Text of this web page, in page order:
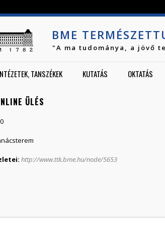
BME
"A ma tudománya, a jövő
TANSZÉKEK KUTATÁS OKTATÁS
ÜLÉS
http://www.ttk.bme.hu/node/5653